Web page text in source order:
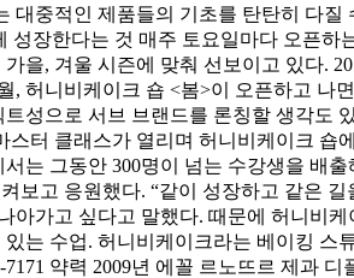
중적인 제품들의 기초를 탄탄히 다질
성장한다는 것 매주 토요일마다 오픈하
을, 겨울 시즌에 맞춰 선보이고 있다.
허니비케이크 숍 <봄>이 오픈하고 나
성으로 서브 브랜드를 론칭할 생각도
터 클래스가 열리며 허니비케이크 숍
는 그동안 300명이 넘는 수강생을 배
고 응원했다. “같이 성장하고 같은 길
가고 싶다고 말했다. 때문에 허니비
는 수업. 허니비케이크라는 베이킹 스
약력 2009년 에꼴 르노뜨르 제과